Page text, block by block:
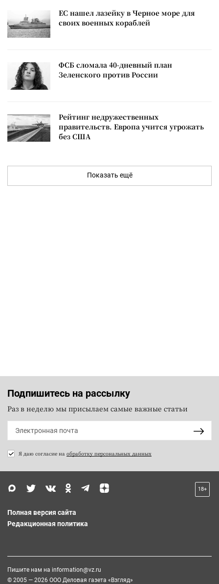
ЕС нашел лазейку в Черное море для
своих военных кораблей
ФСБ сломала 40-дневный план
Зеленского против России
Рейтинг недружественных
правительств. Европа учится угрожать
без США
Показать ещё
Подпишитесь на рассылку
Раз в неделю мы присылаем самые важные статьи
Я даю согласие на обработку персональных данных
18+
Полная версия сайта
Редакционная политика
Пишите нам на information@vz.ru
© 2005 — 2026 ООО Деловая газета «Взгляд»